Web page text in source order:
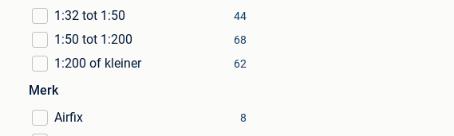
1:32 tot 1:50 44
1:50 tot 1:200 68
1:200 of kleiner 62
Merk
Airfix
8